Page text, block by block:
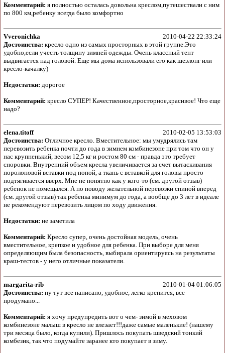
Комментарий: я полностью осталась довольна креслом,путешествали с ним
по 800 км,ребенку всегда было комфортно
Vveronichka
2010-04-22 22:33:24
Достоинства: кресло одно из самых просторных в этой группе.Это
удобно,если учесть толщину зимней одежды. Очень классный тент
выдвигается над головой. Еще мы дома использовали его как шезлонг или
кресло-качалку)
Недостатки: дорогое
Комментарий: кресло СУПЕР! Качественное,просторное,красивое! Что еще
надо?
elena.titoff
2010-02-05 13:53:03
Достоинства: Отличное кресло. Вместительное: мы умудрялись там
перевозить ребенка почти до года в зимнем комбинезоне при том что он у
нас крупненький, весом 12,5 кг и ростом 80 см - правда это требует
сноровки. Внутренний объем кресла увеличивается за счет вытаскивания
поролоновой вставки под попой, а ткань с вставкой для головы просто
подтягивается вверх. Мне не понятно как у кого-то (см. другой отзыв)
ребенок не помещался. А по поводу желательной перевозки спиной вперед
(см. другой отзыв) так ребенка минимум до года, а вообще до 3 лет в идеале
не рекомендуют перевозить лицом по ходу движения.
Недостатки: не заметила
Комментарий: Кресло супер, очень достойная модель, очень
вместительное, крепкое и удобное для ребенка. При выборе для меня
определяющим была безопасность, выбирала ориентируясь на результаты
краш-тестов - у него отличные показатели.
margarita-rib
2010-01-04 01:06:05
Достоинства: ну тут все написано, удобное, легко крепится, все
продумано...
Комментарий: я хочу предупредить вот о чем- зимой в меховом
комбинезоне малыш в кресло не влезает!!!даже самые маленькие! (нашему
три месяца было, когда купили). Пришлось покупать шведский тонкий
комбезик, так что подумайте заранее кто покупает в зиму.